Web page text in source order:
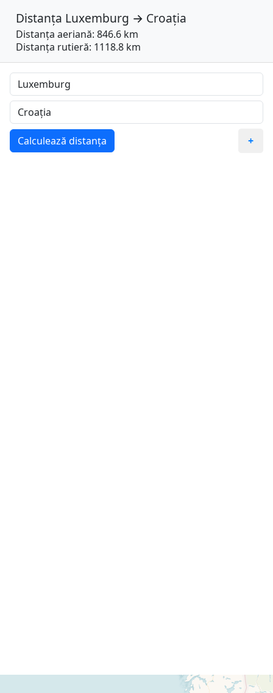
Distanța Luxemburg → Croaţia
Distanța aeriană: 846.6 km
Distanța rutieră: 1118.8 km
Calculează distanța +